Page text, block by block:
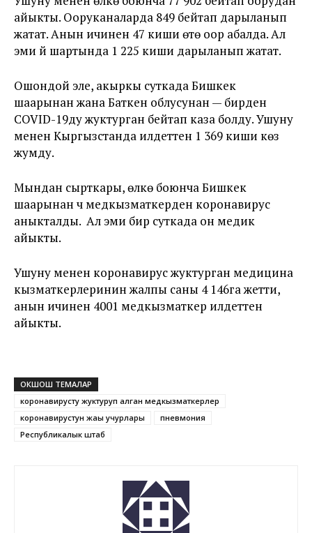
айыкты. Ооруканаларда 849 бейтап дарыланып
жатат. Анын ичинен 47 киши өтө оор абалда. Ал
эми үй шартында 1 225 киши дарыланып жатат.
Ошондой эле, акыркы суткада Бишкек
шаарынан жана Баткен облусунан — бирден
COVID-19ду жуктурган бейтап каза болду. Ушуну
менен Кыргызстанда илдеттен 1 369 киши көз
жумду.
Мындан сырткары, өлкө боюнча Бишкек
шаарынан үч медкызматкерден коронавирус
аныкталды. Ал эми бир суткада он медик
айыкты.
Ушуну менен коронавирус жуктурган медицина
кызматкерлеринин жалпы саны 4 146га жетти,
анын ичинен 4001 медкызматкер илдеттен
айыкты.
ОКШОШ ТЕМАЛАР
коронавирусту жуктуруп алган медкызматкерлер
коронавирустун жаңы учурлары
пневмония
Республикалык штаб